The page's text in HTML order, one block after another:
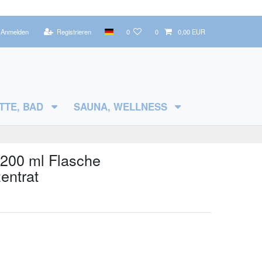
Anmelden Registrieren 0 0 0,00 EUR
BAD SAUNA, WELLNESS
ml Flasche